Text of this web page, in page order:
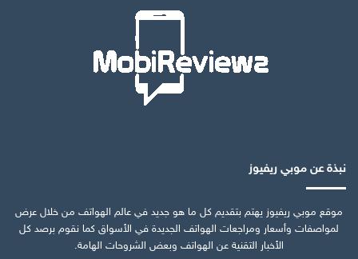
نبذة عن موبي ريفيوز
موقع موبي ريفيوز يهتم بتقديم كل ما هو جديد في عالم الهواتف من خلال عرض
لمواصفات وأسعار ومراجعات الهواتف الجديدة في الأسواق كما نقوم برصد كل
الأخبار التقنية عن الهواتف وبعض الشروحات الهامة.